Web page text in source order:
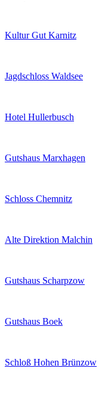
Kultur Gut Karnitz
Jagdschloss Waldsee
Hotel Hullerbusch
Gutshaus Marxhagen
Schloss Chemnitz
Alte Direktion Malchin
Gutshaus Scharpzow
Gutshaus Boek
Schloß Hohen Brünzow